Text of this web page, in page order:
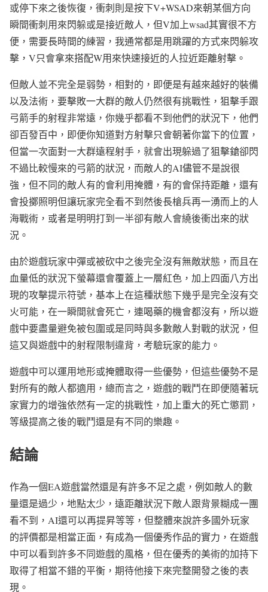
或停下來之後恢復，衝刺則是按下V+WSAD來朝某個方向
瞬間衝刺用來閃躲或是接近敵人，但V加上wsad其實很不方
便，需要長時間的練習，我通常都是用跳躍的方式來閃躲攻
擊，V只會拿來搭配W用來快速接近的人拉近距離射擊。
但敵人並不完全是弱勢，相對的，即便是有越來越好的裝備
以及法術，要擊敗一大群的敵人仍然很有挑戰性，狙擊手跟
弓箭手的射程非常遠，你幾乎都看不到他們的狀況下，他們
卻百發百中，即便你知道對方射擊只會朝著你當下的位置，
但當一次面對一大群遠程射手，就會出現躲過了狙擊鎗卻閃
不過比較慢來的弓箭的狀況，而敵人的AI儘管不是說很
強，但不同的敵人有的會利用掩體，有的會保持距離，還有
會投擲照明但讓玩家完全看不到然後長槍兵再一湧而上的人
海戰術，或者是明明打到一半卻有敵人會繞後衝出來的狀
況。
由於遊戲玩家中彈或被砍中之後完全沒有無敵狀態，而且在
血量低的狀況下螢幕還會覆蓋上一層紅色，加上四面八方出
現的攻擊提示符號，基本上在這種狀態下幾乎是完全沒有交
火可能，在一瞬間就會死亡，連喝藥的機會都沒有，所以遊
戲中要盡量避免被包圍或是同時與多數敵人對戰的狀況，但
這又與遊戲中的射程限制違背，考驗玩家的能力。
遊戲中可以運用地形或掩體取得一些優勢，但這些優勢不是
對所有的敵人都適用，總而言之，遊戲的戰鬥在即便隨著玩
家實力的增強依然有一定的挑戰性，加上重大的死亡懲罰，
等級提高之後的戰鬥還是有不同的樂趣。
結論
作為一個EA遊戲當然還是有許多不足之處，例如敵人的數
量還是過少，地點太少，遠距離狀況下敵人跟背景糊成一團
看不到，AI還可以再提昇等等，但整體來說許多國外玩家
的評價都是相當正面，有成為一個優秀作品的實力，在遊戲
中可以看到許多不同遊戲的風格，但在優秀的美術的加持下
取得了相當不錯的平衡，期待他接下來完整開發之後的表
現。